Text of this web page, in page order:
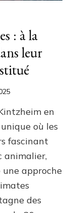
: à la
leur
en
où les
fascinant
animalier,
approche
des